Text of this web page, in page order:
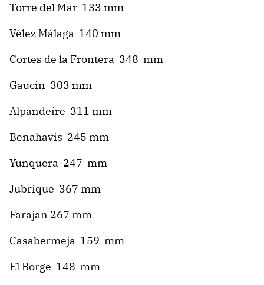
Torre del Mar 133 mm
Vélez Málaga 140 mm
Cortes de la Frontera 348 mm
Gaucin 303 mm
Alpandeíre 311 mm
Benahavis 245 mm
Yunquera 247 mm
Jubrique 367 mm
Farajan 267 mm
Casabermeja 159 mm
El Borge 148 mm